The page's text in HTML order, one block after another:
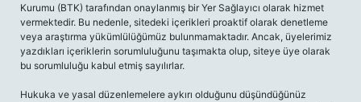
Kurumu (BTK) tarafından onaylanmış bir Yer Sağlayıcı olarak hizmet
vermektedir. Bu nedenle, sitedeki içerikleri proaktif olarak denetleme
veya araştırma yükümlülüğümüz bulunmamaktadır. Ancak, üyelerimiz
yazdıkları içeriklerin sorumluluğunu taşımakta olup, siteye üye olarak
bu sorumluluğu kabul etmiş sayılırlar.
Hukuka ve yasal düzenlemelere aykırı olduğunu düşündüğünüz